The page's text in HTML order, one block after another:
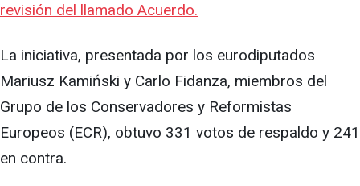
revisión del llamado Acuerdo.
La iniciativa, presentada por los eurodiputados
Mariusz Kamiński y Carlo Fidanza, miembros del
Grupo de los Conservadores y Reformistas
Europeos (ECR), obtuvo 331 votos de respaldo y 241
en contra.